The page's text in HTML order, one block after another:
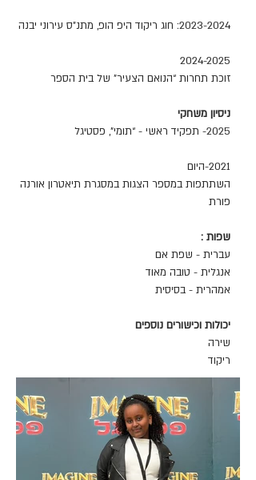
2023-2024: חוג ריקוד היפ הופ, מתנ”ס עירוני יבנה
2024-2025
זוכת תחרות “הנואם הצעיר” של בית הספר
ניסיון משחקי
2025- תפקיד ראשי - “תומי”, פסטיגל
2021-היום
השתתפות במספר הצגות במסגרת תיאטרון אורנה
פורת
שפות :
עברית - שפת אם
אנגלית - טובה מאוד
אמהרית - בסיסית
יכולות וכישורים נוספים
שירה
ריקוד